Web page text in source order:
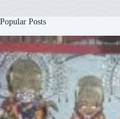
Popular Posts